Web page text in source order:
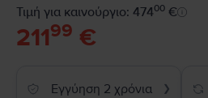
Τιμή για καινούργιο: 47400 €
21199 €
Εγγύηση 2 χρόνια ❯